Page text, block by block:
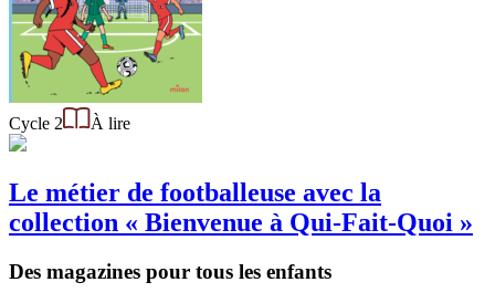
Cycle 2 À lire
Le métier de footballeuse avec la
collection « Bienvenue à Qui-Fait-Quoi »
Des magazines pour tous les enfants